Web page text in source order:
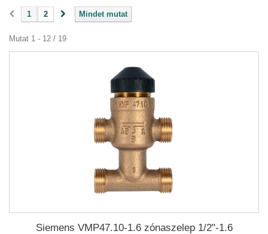
Mindet mutat
1 2
Mutat 1 - 12 / 19
Siemens VMP47.10-1.6 zónaszelep 1/2"-1.6